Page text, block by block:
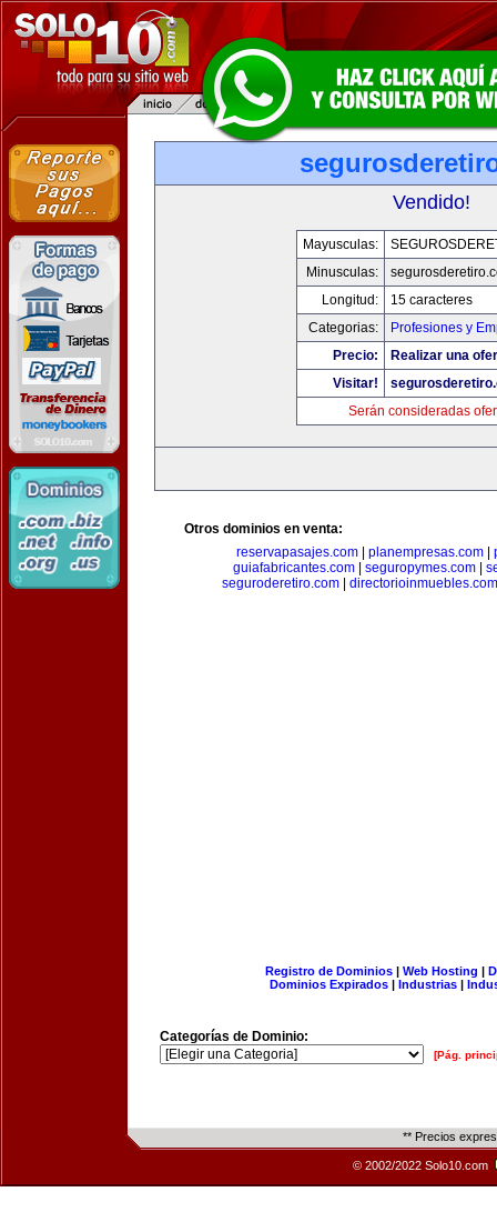
Vendido!
Mayusculas:
Minusculas:
Longitud:
15 caracteres
Categorias:
Profesiones y
Precio:
Realizar una
Visitar!
Serán consideradas
Otros dominios en venta:
reservapasajes.com
planempresas.com
guiafabricantes.com| seguropymes.com|
seguroderetiro.com| directorioinmuebles.com
Registro de Dominios| Web Hosting |
Dominios Expirados | Industrias |
Categorías de Dominio:
[Pág.
** Precios
© 2002/2022 Solo10.com